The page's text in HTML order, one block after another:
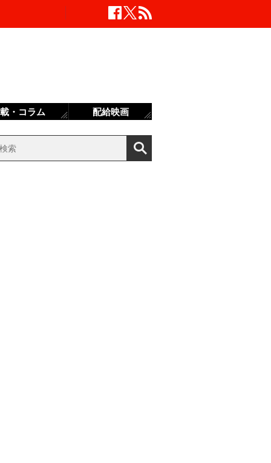
・コラム 配給映画